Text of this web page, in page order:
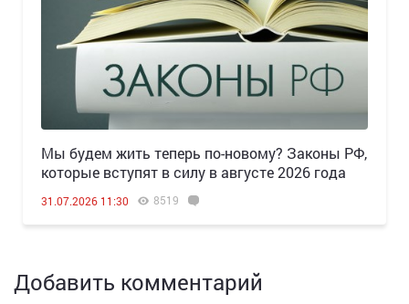
Мы будем жить теперь по-новому? Законы РФ,
которые вступят в силу в августе 2026 года
31.07.2026 11:30 8519
Добавить комментарий